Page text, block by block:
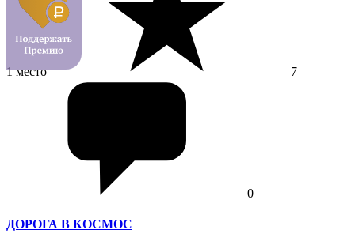
1 место 7
0
ДОРОГА В КОСМОС